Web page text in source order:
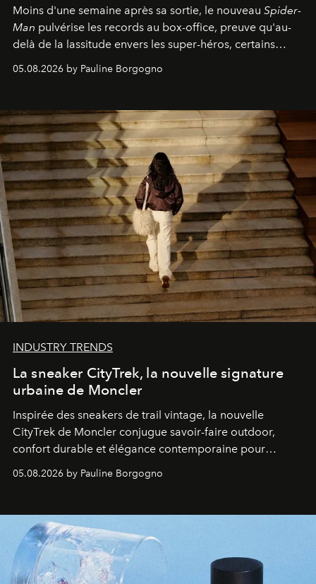
Moins d'une semaine après sa sortie, le nouveau Spider-
Man pulvérise les records au box-office, preuve qu'au-
delà de la lassitude envers les super-héros, certains
personnages continuent de susciter une ferveur intacte.
05.08.2026 by Pauline Borgogno
INDUSTRY TRENDS
La sneaker CityTrek, la nouvelle signature
urbaine de Moncler
Inspirée des sneakers de trail vintage, la nouvelle
CityTrek de Moncler conjugue savoir-faire outdoor,
confort durable et élégance contemporaine pour
accompagner les explorations du quotidien.
05.08.2026 by Pauline Borgogno